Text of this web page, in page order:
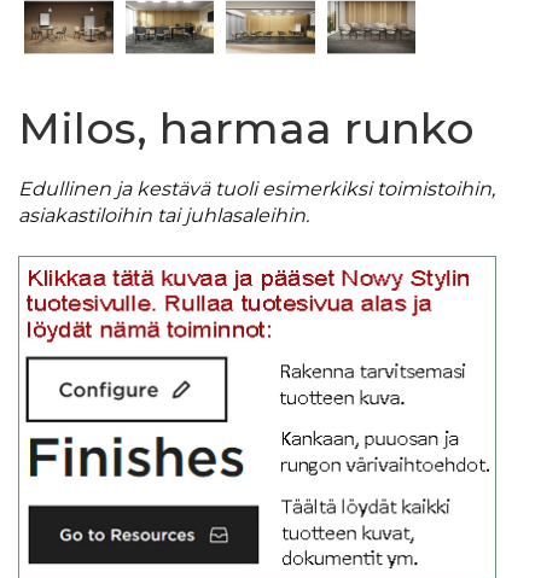
Milos, harmaa runko
Edullinen ja kestävä tuoli esimerkiksi toimistoihin,
asiakastiloihin tai juhlasaleihin.